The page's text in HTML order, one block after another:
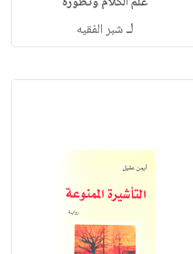
لـشبر الفقيه